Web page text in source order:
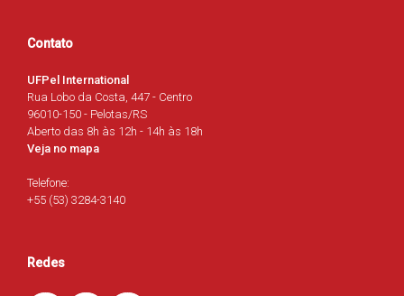
Contato
UFPel International
Rua Lobo da Costa, 447 - Centro
96010-150 - Pelotas/RS
Aberto das 8h às 12h - 14h às 18h
Veja no mapa
Telefone:
+55 (53) 3284-3140
Redes